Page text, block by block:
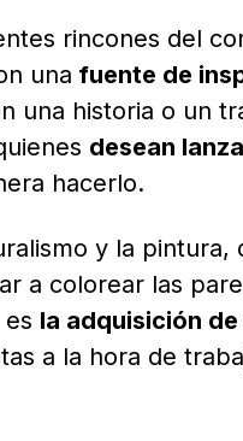
rincones del
una fuente de
una historia o un
desean
hacerlo.
y la pintura,
a colorear las
la adquisición
a la hora de